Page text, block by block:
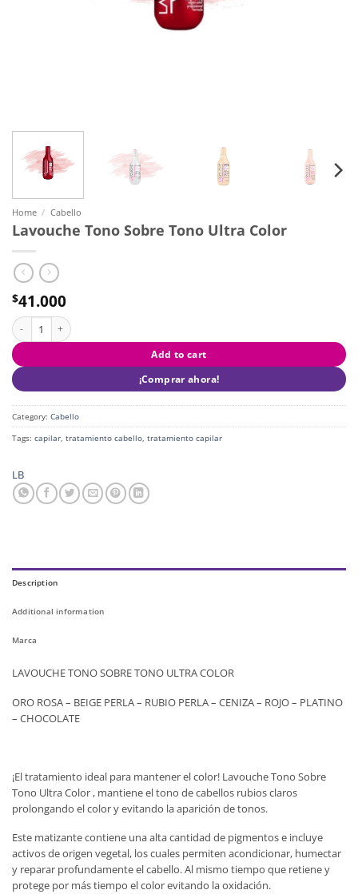
Home / Cabello
Lavouche Tono Sobre Tono Ultra Color
$41.000
Lavouche Tono Sobre Tono Ultra Color quantity
Add to cart
¡Comprar ahora!
Category: Cabello
Tags: capilar tratamiento cabello tratamiento capilar
LB
Description
Additional information
Marca
LAVOUCHE TONO SOBRE TONO ULTRA COLOR
ORO ROSA – BEIGE PERLA – RUBIO PERLA – CENIZA – ROJO – PLATINO
– CHOCOLATE
¡El tratamiento ideal para mantener el color! Lavouche Tono Sobre
Tono Ultra Color , mantiene el tono de cabellos rubios claros
prolongando el color y evitando la aparición de tonos.
Este matizante contiene una alta cantidad de pigmentos e incluye
activos de origen vegetal, los cuales permiten acondicionar, humectar
y reparar profundamente el cabello. Al mismo tiempo que retiene y
protege por más tiempo el color evitando la oxidación.